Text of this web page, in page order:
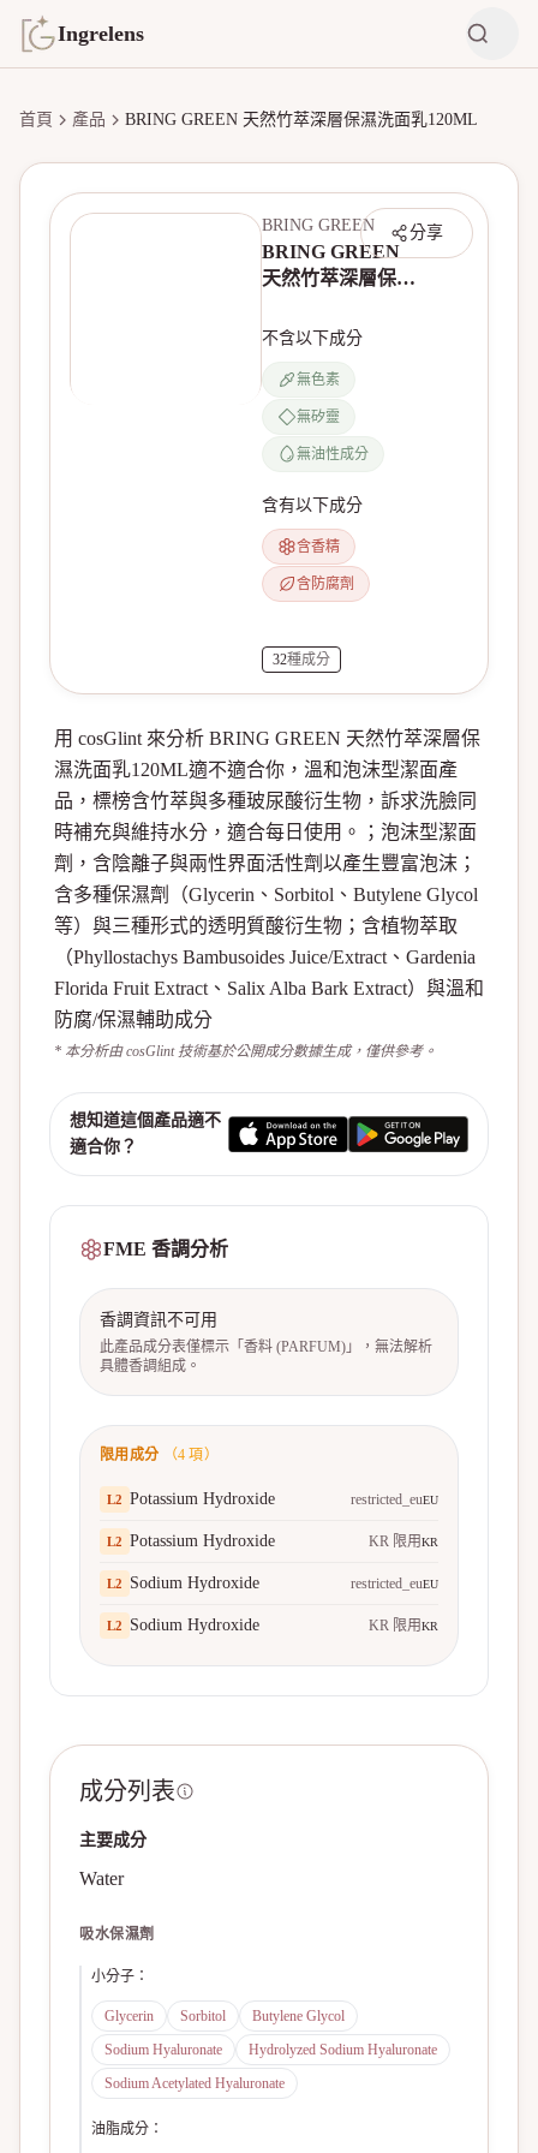
Ingrelens
首頁 產品 BRING GREEN 天然竹萃深層保濕洗面乳120ML
分享
BRING GREEN
BRING GREEN
天然竹萃深層保濕
不含以下成分
無色素
無矽靈
無油性成分
含有以下成分
含香精
含防腐劑
32種成分
用 cosGlint 來分析 BRING GREEN 天然竹萃深層保
濕洗面乳120ML適不適合你，溫和泡沫型潔面產
品，標榜含竹萃與多種玻尿酸衍生物，訴求洗臉同
時補充與維持水分，適合每日使用。；泡沫型潔面
劑，含陰離子與兩性界面活性劑以產生豐富泡沫；
含多種保濕劑（Glycerin、Sorbitol、Butylene Glycol
等）與三種形式的透明質酸衍生物；含植物萃取
（Phyllostachys Bambusoides Juice/Extract、Gardenia
Florida Fruit Extract、Salix Alba Bark Extract）與溫和
防腐/保濕輔助成分
* 本分析由 cosGlint 技術基於公開成分數據生成，僅供參考。
想知道這個產品適不
適合你？
FME 香調分析
香調資訊不可用
此產品成分表僅標示「香料 (PARFUM)」，無法解析
具體香調組成。
限用成分 （4 項）
L2 Potassium Hydroxide restricted_euEU
L2 Potassium Hydroxide KR 限用KR
L2 Sodium Hydroxide restricted_euEU
L2 Sodium Hydroxide KR 限用KR
成分列表
主要成分
Water
吸水保濕劑
小分子 ：
Glycerin Sorbitol
Butylene Glycol
Sodium Hyaluronate
Hydrolyzed Sodium Hyaluronate
Sodium Acetylated Hyaluronate
油脂成分 ：